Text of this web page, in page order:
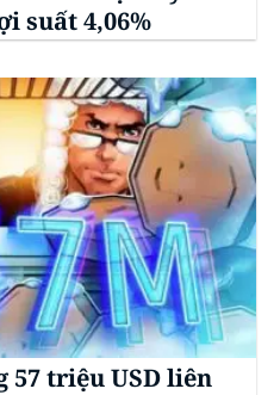
suất 4,06%
57 triệu USD liên